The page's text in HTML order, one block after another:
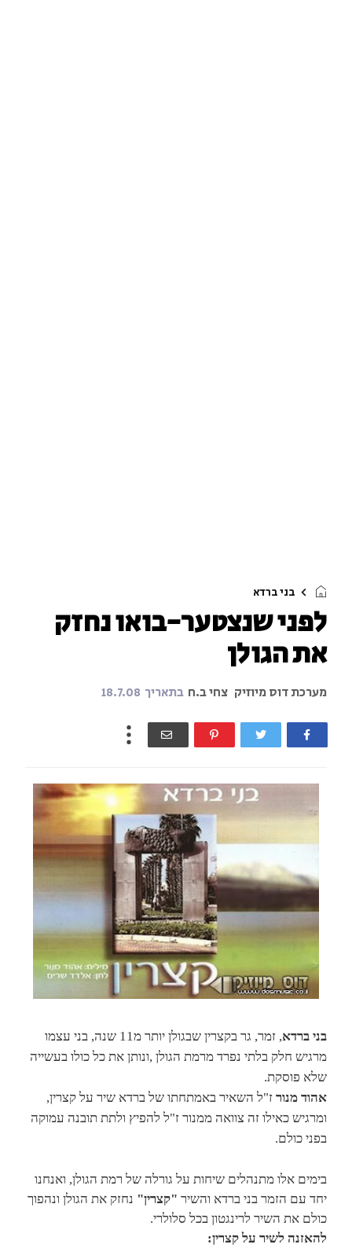
בני ברדא
לפני שנצטער-בואו נחזק
את הגולן
מערכת דוס מיוזיק צחי ב.ח בתאריך 18.7.08
בני ברדא
, זמר, גר בקצרין שבגולן יותר מ11 שנה, בני עצמו
מרגיש חלק בלתי נפרד מרמת הגולן ,ונותן את כל כולו בעשייה
שלא פוסקת.
אהוד מנור ז"ל השאיר באמתחתו של ברדא שיר על קצרין,
ומרגיש כאילו זה צוואה ממנור ז"ל להפיץ ולתת תובנה עמוקה
בפני כולם.
בימים אלו מתנהלים שיחות על גורלה של רמת הגולן, ואנחנו
יחד עם הזמר בני ברדא והשיר "קצרין" נחזק את הגולן ונהפוך
כולם את השיר לרינגטון בכל סלולרי.
להאזנה לשיר על קצרין: